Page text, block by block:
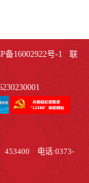
备16002922号-1 联
453400 电话:0373-